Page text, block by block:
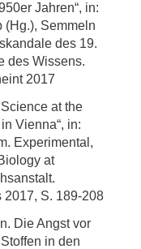
Jahren“, in:
(Hg.), Semmeln
des 19.
des Wissens.
2017
at the
Vienna“, in:
Experimental,
at
2017, S. 189-208
Die Angst vor
in den